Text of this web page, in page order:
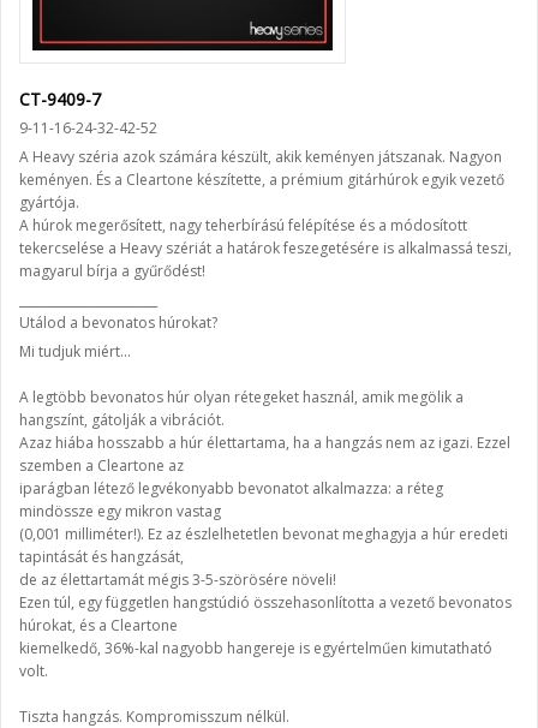
CT-9409-7
9-11-16-24-32-42-52
A Heavy széria azok számára készült, akik keményen játszanak. Nagyon
keményen. És a Cleartone készítette, a prémium gitárhúrok egyik vezető
gyártója.
A húrok megerősített, nagy teherbírású felépítése és a módosított
tekercselése a Heavy szériát a határok feszegetésére is alkalmassá teszi,
magyarul bírja a gyűrődést!
Utálod a bevonatos húrokat?
Mi tudjuk miért...
A legtöbb bevonatos húr olyan rétegeket használ, amik megölik a
hangszínt, gátolják a vibrációt.
Azaz hiába hosszabb a húr élettartama, ha a hangzás nem az igazi. Ezzel
szemben a Cleartone az
iparágban létező legvékonyabb bevonatot alkalmazza: a réteg
mindössze egy mikron vastag
(0,001 milliméter!). Ez az észlelhetetlen bevonat meghagyja a húr eredeti
tapintását és hangzását,
de az élettartamát mégis 3-5-szörösére növeli!
Ezen túl, egy független hangstúdió összehasonlította a vezető bevonatos
húrokat, és a Cleartone
kiemelkedő, 36%-kal nagyobb hangereje is egyértelműen kimutatható
volt.
Tiszta hangzás. Kompromisszum nélkül.